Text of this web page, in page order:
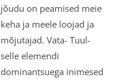
jõudu on peamised meie
keha ja meele loojad ja
mõjutajad. Vata- Tuul-
selle elemendi
dominantsuega inimesed